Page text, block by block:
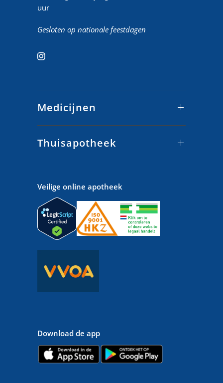
uur
Gesloten op nationale feestdagen
Medicijnen
Thuisapotheek
Veilige online apotheek
Download de app